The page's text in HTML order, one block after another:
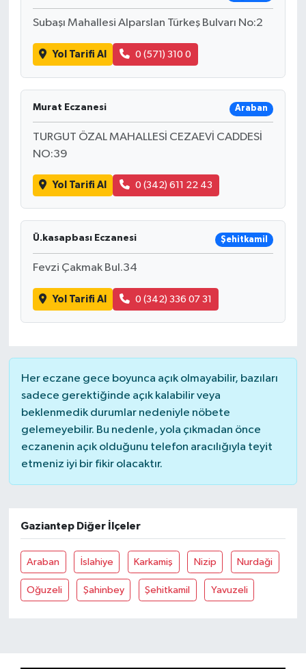
Subaşı Mahallesi Alparslan Türkeş Bulvarı No:2
Yol Tarifi Al 0 (571) 310 0
Murat Eczanesi Araban
TURGUT ÖZAL MAHALLESİ CEZAEVİ CADDESİ
NO:39
Yol Tarifi Al 0 (342) 611 22 43
Ü.kasapbası Eczanesi Şehitkamil
Fevzi Çakmak Bul.34
Yol Tarifi Al 0 (342) 336 07 31
Her eczane gece boyunca açık olmayabilir, bazıları
sadece gerektiğinde açık kalabilir veya
beklenmedik durumlar nedeniyle nöbete
gelemeyebilir. Bu nedenle, yola çıkmadan önce
eczanenin açık olduğunu telefon aracılığıyla teyit
etmeniz iyi bir fikir olacaktır.
Gaziantep Diğer İlçeler
Araban İslahiye Karkamiş Nizip Nurdaği
Oğuzeli Şahinbey Şehitkamil Yavuzeli